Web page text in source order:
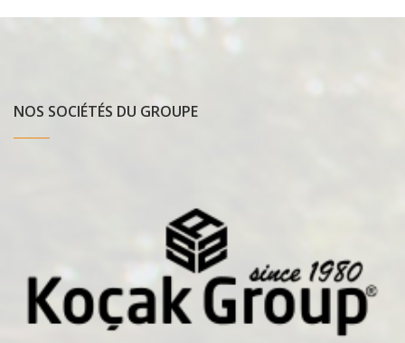
NOS SOCIÉTÉS DU GROUPE